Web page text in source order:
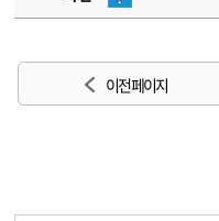
이전 페이지